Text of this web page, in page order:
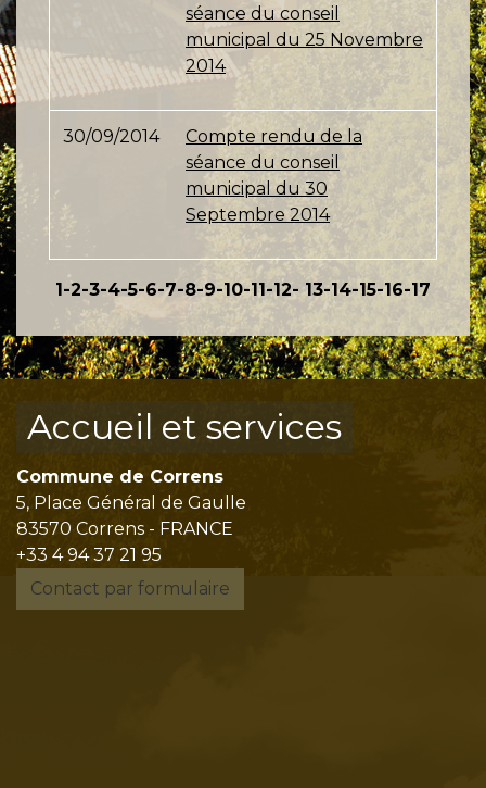
séance du conseil
municipal du 25 Novembre
2014
30/09/2014
Compte rendu de la
séance du conseil
municipal du 30
Septembre 2014
1-2-3-4-5-6-7-8-9-10-11-12- 13-14-15-16-17
Accueil et services
Commune de Correns
5, Place Général de Gaulle
83570 Correns - FRANCE
+33 4 94 37 21 95
Contact par formulaire